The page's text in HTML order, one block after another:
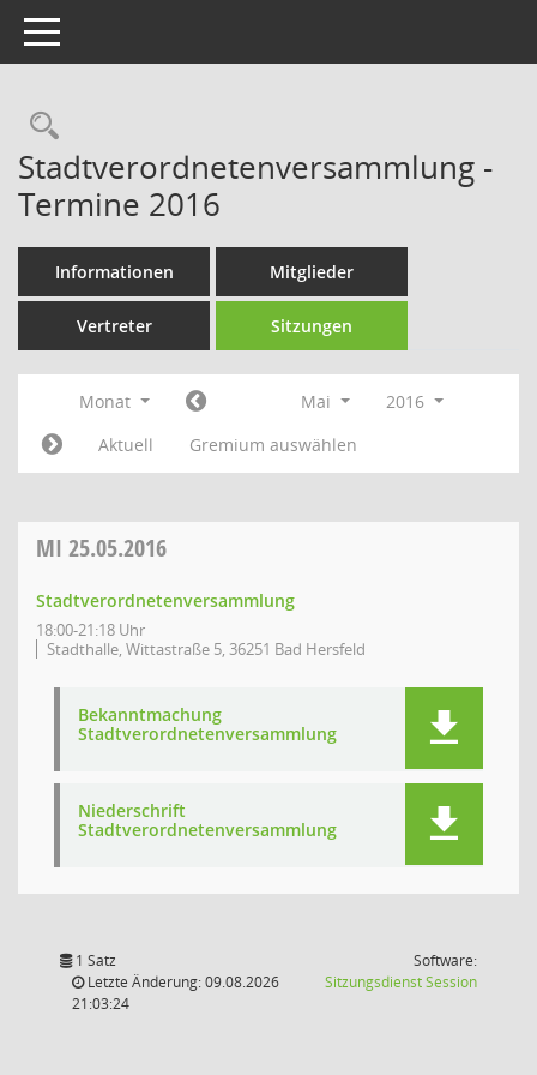
Toggle navigation
Rechercheauswahl
Stadtverordnetenversammlung -
Termine 2016
Informationen Mitglieder
Vertreter Sitzungen
Monat Mai
2016
Aktuell
Gremium auswählen
MI 25.05.2016
Stadtverordnetenversammlung
18:00-21:18 Uhr
Stadthalle, Wittastraße 5, 36251 Bad Hersfeld
Bekanntmachung
Stadtverordnetenversammlung
Niederschrift
Stadtverordnetenversammlung
1 Satz
Letzte Änderung: 09.08.2026
21:03:24
Software:
SitzungsdienstSession(Wird in